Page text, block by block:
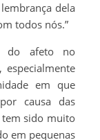
dela
todos nós.”
do afeto no
em que
causa das
sido muito
em pequenas